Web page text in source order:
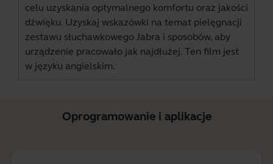
celu uzyskania optymalnego komfortu oraz jakości
dźwięku. Uzyskaj wskazówki na temat pielęgnacji
zestawu słuchawkowego Jabra i sposobów, aby
urządzenie pracowało jak najdłużej. Ten film jest
w języku angielskim.
Oprogramowanie i aplikacje